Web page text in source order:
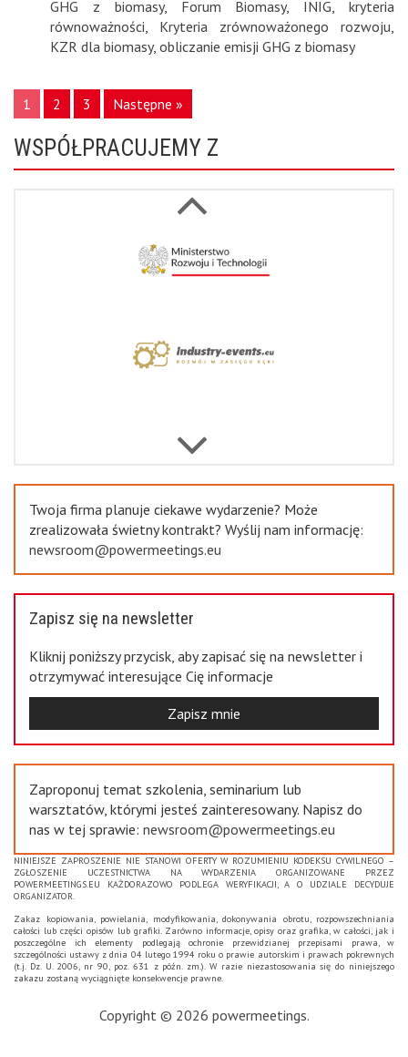
GHG z biomasy, Forum Biomasy, INIG ,kryteria
równoważności
Kryteria zrównoważonego rozwoju
KZR dla biomasy, obliczanie emisji GHG z biomasy
1 2 3 Następne »
WSPÓŁPRACUJEMY Z
Twoja firma planuje ciekawe wydarzenie? Może
zrealizowała świetny kontrakt? Wyślij nam informację:
newsroom@powermeetings.eu
Zapisz się na newsletter
Kliknij poniższy przycisk, aby zapisać się na newsletter i
otrzymywać interesujące Cię informacje
Zapisz mnie
Zaproponuj temat szkolenia, seminarium lub
warsztatów, którymi jesteś zainteresowany. Napisz do
nas w tej sprawie: newsroom@powermeetings.eu
NINIEJSZE ZAPROSZENIE NIE STANOWI OFERTY W ROZUMIENIU KODEKSU CYWILNEGO –
ZGŁOSZENIE UCZESTNICTWA NA WYDARZENIA ORGANIZOWANE PRZEZ
POWERMEETINGS.EU KAŻDORAZOWO PODLEGA WERYFIKACJI, A O UDZIALE DECYDUJE
ORGANIZATOR.
Zakaz kopiowania, powielania, modyfikowania, dokonywania obrotu, rozpowszechniania
całości lub części opisów lub grafiki. Zarówno informacje, opisy oraz grafika, w całości, jak i
poszczególne ich elementy podlegają ochronie przewidzianej przepisami prawa, w
szczególności ustawy z dnia 04 lutego 1994 roku o prawie autorskim i prawach pokrewnych
(t.j. Dz. U. 2006, nr 90, poz. 631 z późn. zm.). W razie niezastosowania się do niniejszego
zakazu zostaną wyciągnięte konsekwencje prawne.
Copyright © 2026 powermeetings.